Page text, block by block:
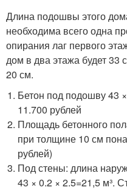
Длина подошвы этого
необходима всего одна
опирания лаг первого
дом в два этажа будет 33
20 см.
Бетон под подошву 43
11.700 рублей
Площадь бетонного
при толщине 10 см
рублей)
Под стены: длина
43 × 0.2 × 2.5=21,5 м³.